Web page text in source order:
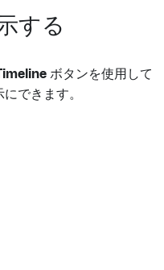
する
ボタンを使用して
できます。